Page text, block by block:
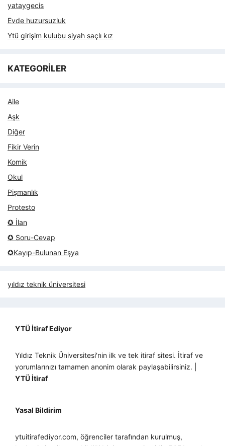
yataygecis
Evde huzursuzluk
Ytü girişim kulubu siyah saçlı kız
KATEGORİLER
Aile
Aşk
Diğer
Fikir Verin
Komik
Okul
Pişmanlık
Protesto
✪ İlan
✪ Soru-Cevap
✪Kayıp-Bulunan Eşya
yıldız teknik üniversitesi
YTÜ İtiraf Ediyor
Yıldız Teknik Üniversitesi'nin ilk ve tek itiraf sitesi. İtiraf ve
yorumlarınızı tamamen anonim olarak paylaşabilirsiniz. |
YTÜ İtiraf
Yasal Bildirim
ytuitirafediyor.com, öğrenciler tarafından kurulmuş,